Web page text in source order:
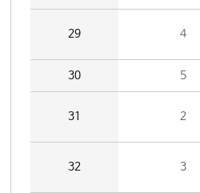
29 4
30 5
31 2
32 3